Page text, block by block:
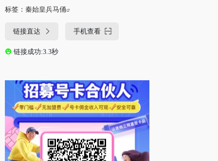
标签： 秦始皇兵马俑
链接直达 手机查看
链接成功:3.3秒